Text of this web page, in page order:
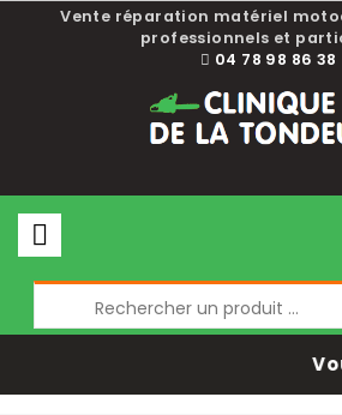
Vente réparation matériel
professionnels et
04 78 98 86 38